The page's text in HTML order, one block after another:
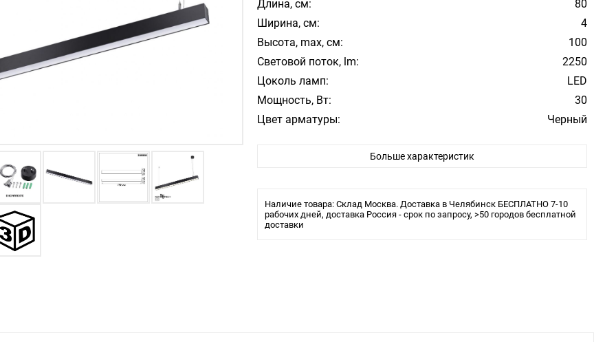
Длина, см:
80
Ширина, см:
4
Высота, max, см:
100
Световой поток, lm:
2250
Цоколь ламп:
LED
Мощность, Вт:
30
Цвет арматуры:
Черный
Тип лампы:
Светодиодная
Больше характеристик
Наличие товара: Склад Москва. Доставка в Челябинск БЕСПЛАТНО 7-10
рабочих дней, доставка Россия - срок по запросу, >50 городов бесплатной
доставки